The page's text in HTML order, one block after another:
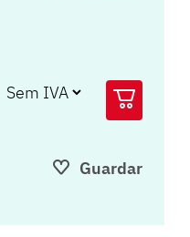
Guardar